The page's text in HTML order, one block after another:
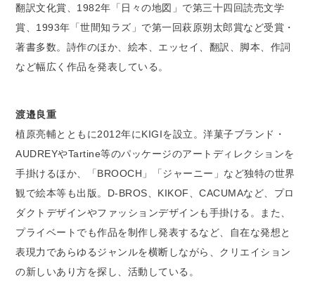
翻訳文化賞、1982年「日々の地図」で第三十四回読売文学
賞、1993年「世間知ラズ」で第一回萩原朔太郎賞など受賞・
著書多数。詩作のほか、絵本、エッセイ、翻訳、脚本、作詞
など幅広く作品を発表している。
渡邉良重
植原亮輔とともに2012年にKIGIを設立。洋菓子ブランド・
AUDREYやTartine等のパッケージのアートディレクションを
手掛けるほか、「BROOCH」「ジャーニー」など独特の世界
観で絵本等も出版。D-BROS、KIKOF、CACUMAなど、プロ
ダクトデザインやファッションデザインも手掛ける。また、
プライベートでも作品を制作し発表するなど、自在な発想と
表現力であらゆるジャンルを横断しながら、クリエイション
の新しいあり方を探し、活動している。